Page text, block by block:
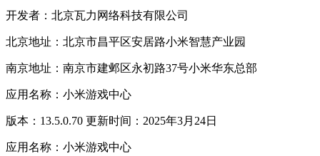
开发者：北京瓦力网络科技有限公司
北京地址：北京市昌平区安居路小米智慧产业园
南京地址：南京市建邺区永初路37号小米华东总部
应用名称：小米游戏中心
版本：13.5.0.70 更新时间：2025年3月24日
应用名称：小米游戏中心